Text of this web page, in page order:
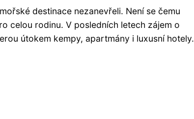
destinace nezanevřeli. Není se čemu
celou rodinu. V posledních letech zájem o
útokem kempy, apartmány i luxusní hotely.